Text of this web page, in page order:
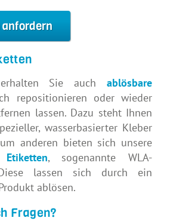
Sie auchablösbare
repositionieren oder wieder
lassen. Dazu steht Ihnen
wasserbasierter Kleber
anderen bieten sich unsere
, sogenannte WLA-
lassen sich durch ein
ablösen.
Fragen?